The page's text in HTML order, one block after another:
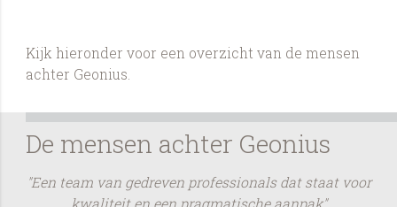
Kijk hieronder voor een overzicht van de mensen
achter Geonius.
De mensen achter Geonius
"Een team van gedreven professionals dat staat voor
kwaliteit en een pragmatische aanpak"